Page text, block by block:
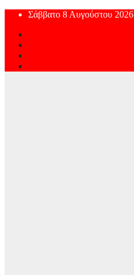
Skip
content
Σάββατο 8 Αυγούστου 2026